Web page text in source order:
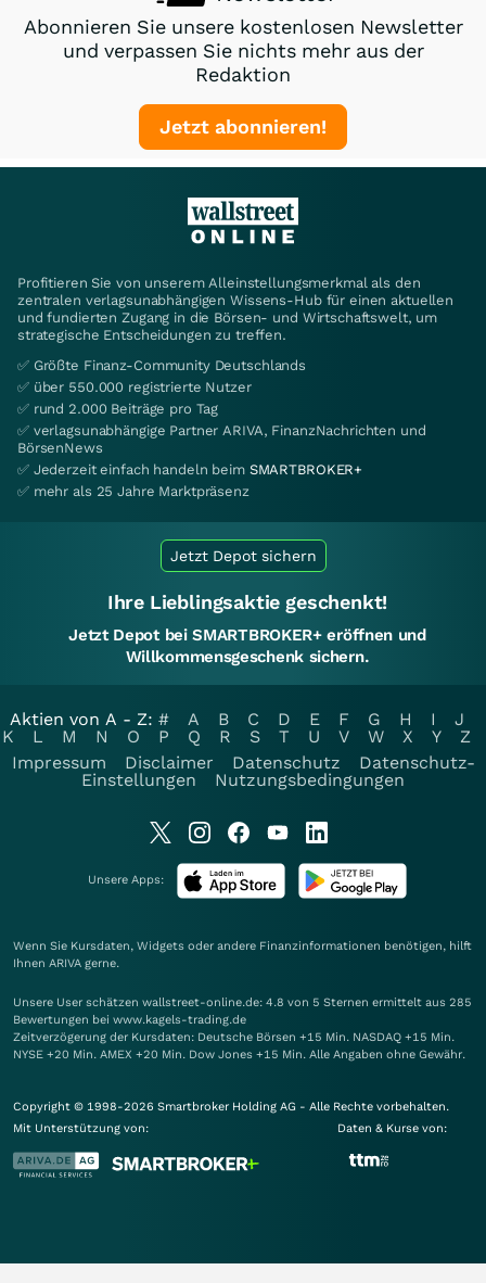
Abonnieren Sie unsere kostenlosen Newsletter
und verpassen Sie nichts mehr aus der
Redaktion
Jetzt abonnieren!
Profitieren Sie von unserem Alleinstellungsmerkmal als den
zentralen verlagsunabhängigen Wissens-Hub für einen aktuellen
und fundierten Zugang in die Börsen- und Wirtschaftswelt, um
strategische Entscheidungen zu treffen.
✅ Größte Finanz-Community Deutschlands
✅ über 550.000 registrierte Nutzer
✅ rund 2.000 Beiträge pro Tag
✅ verlagsunabhängige Partner ARIVA, FinanzNachrichten und
BörsenNews
✅ Jederzeit einfach handeln beim SMARTBROKER+
✅ mehr als 25 Jahre Marktpräsenz
Jetzt Depot sichern
Ihre Lieblingsaktie geschenkt!
Jetzt Depot bei SMARTBROKER+ eröffnen und
Willkommensgeschenk sichern.
Aktien von A - Z: # A B C D E F G H I
J
K
L M N O P Q R S T U V W X Y
Z
Impressum
Disclaimer Datenschutz
Datenschutz-
Einstellungen
Nutzungsbedingungen
Unsere Apps:
Wenn Sie Kursdaten, Widgets oder andere Finanzinformationen benötigen, hilft
Ihnen ARIVA gerne.
Unsere User schätzen wallstreet-online.de: 4.8 von 5 Sternen ermittelt aus 285
Bewertungen bei www.kagels-trading.de
Zeitverzögerung der Kursdaten: Deutsche Börsen +15 Min. NASDAQ +15 Min.
NYSE +20 Min. AMEX +20 Min. Dow Jones +15 Min. Alle Angaben ohne Gewähr.
Copyright © 1998-2026 Smartbroker Holding AG - Alle Rechte vorbehalten.
Mit Unterstützung von:
Daten & Kurse von: